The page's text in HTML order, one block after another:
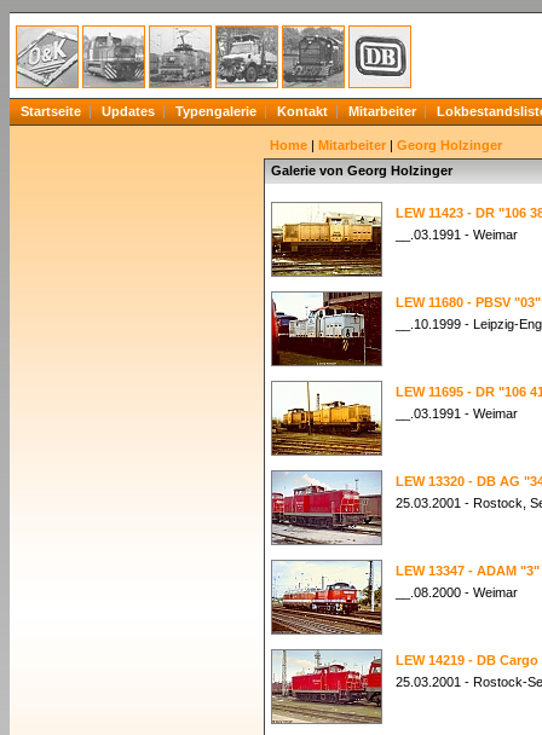
Startseite Updates Typengalerie Kontakt Mitarbeiter
Home | Mitarbeiter | Georg Holzinger
Galerie von Georg Holzinger
LEW 11423 - DR "106
__.03.1991 - Weimar
LEW 11680 - PBSV "03"
__.10.1999 - Leipzig-
LEW 11695 - DR "106
__.03.1991 - Weimar
LEW 13320 - DB AG
25.03.2001 - Rostock,
LEW 13347 - ADAM "3"
__.08.2000 - Weimar
LEW 14219 - DB
25.03.2001 - Rostock-